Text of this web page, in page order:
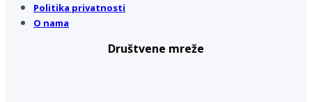
Politika privatnosti
O nama
Društvene mreže